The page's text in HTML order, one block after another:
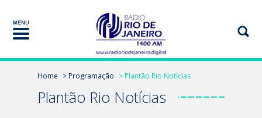
Home > Programação > Plantão Rio Notícias
Plantão Rio Notícias